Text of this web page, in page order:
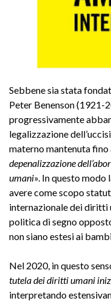
Sebbene sia stata
Peter Benenson (1921-
progressivamente
legalizzazione
materno mantenuta fino
depenalizzazione
umani». In questo
avere come scopo
internazionale dei diritti
politica di segno
non siano estesi ai
Nel 2020, in questo
tutela dei diritti umani
interpretando